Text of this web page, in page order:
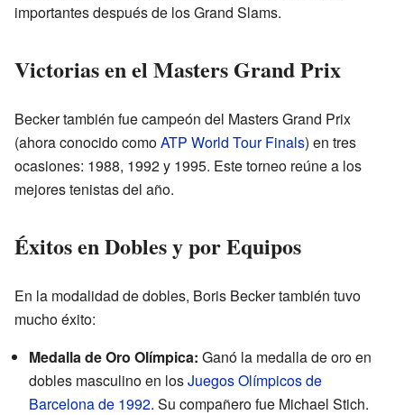
importantes después de los Grand Slams.
Victorias en el Masters Grand Prix
Becker también fue campeón del Masters Grand Prix
(ahora conocido comoATP World Tour Finals) en tres
ocasiones: 1988, 1992 y 1995. Este torneo reúne a los
mejores tenistas del año.
Éxitos en Dobles y por Equipos
En la modalidad de dobles, Boris Becker también tuvo
mucho éxito:
Medalla de Oro Olímpica: Ganó la medalla de oro en
dobles masculino en losJuegos Olímpicos de
Barcelona de 1992. Su compañero fue Michael Stich.